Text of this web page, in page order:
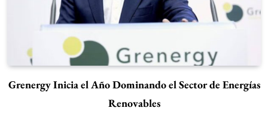
Grenergy Inicia el Año Dominando el Sector de Energías
Renovables